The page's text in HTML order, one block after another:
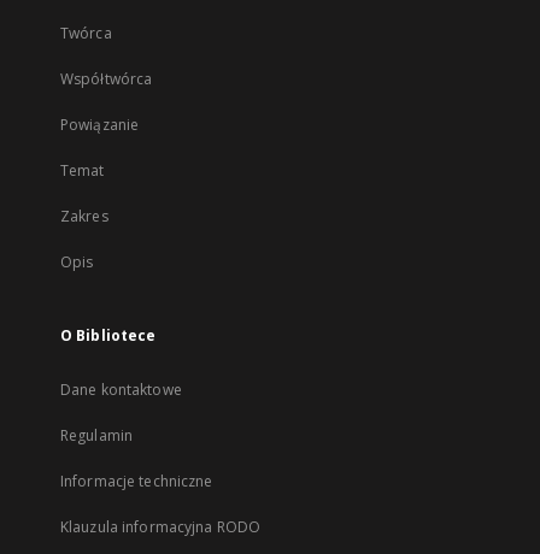
Twórca
Współtwórca
Powiązanie
Temat
Zakres
Opis
O Bibliotece
Dane kontaktowe
Regulamin
Informacje techniczne
Klauzula informacyjna RODO